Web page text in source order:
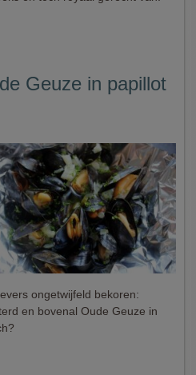
Geuze in papillot
ongetwijfeld bekoren:
en bovenal Oude Geuze in